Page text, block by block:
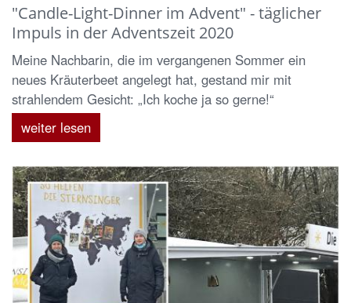
"Candle-Light-Dinner im Advent" - täglicher
Impuls in der Adventszeit 2020
Meine Nachbarin, die im vergangenen Sommer ein
neues Kräuterbeet angelegt hat, gestand mir mit
strahlendem Gesicht: „Ich koche ja so gerne!“
weiter lesen